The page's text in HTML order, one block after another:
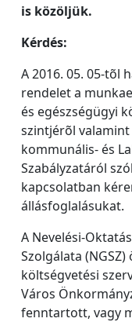
is közöljük.
Kérdés:
A 2016. 05. 05-tõl
rendelet a
és egészségügyi
szintjérõl valamint
kommunális- és
Szabályzatáról
kapcsolatban
állásfoglalásukat.
A Nevelési-
Szolgálata
költségvetési
Város
fenntartott, vagy